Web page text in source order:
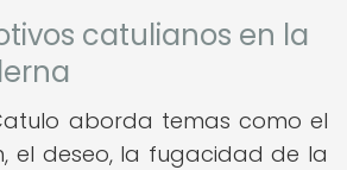
catulianos en la
aborda temas como el
el deseo, la fugacidad de la